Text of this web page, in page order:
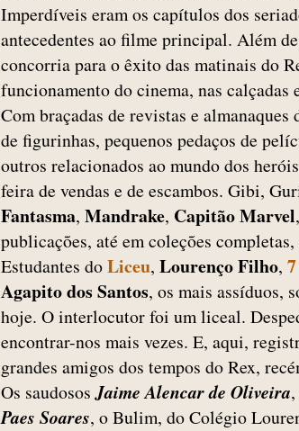
Imperdíveis eram os capítulos dos
antecedentes ao filme principal. Além
concorria para o êxito das matinais do
funcionamento do cinema, nas calçadas
Com braçadas de revistas e
de figurinhas, pequenos pedaços de
outros relacionados ao mundo dos
feira de vendas e de escambos. Gibi,
Fantasma, Mandrake, Capitão Marvel,
publicações, até em coleções
Estudantes doLiceu, Lourenço Filho,
Agapito dos Santos, os mais assíduos,
hoje. O interlocutor foi um liceal.
encontrar-nos mais vezes. E, aqui,
grandes amigos dos tempos do Rex,
Os saudososJaime Alencar de Oliveira
Paes Soares, o Bulim, do Colégio